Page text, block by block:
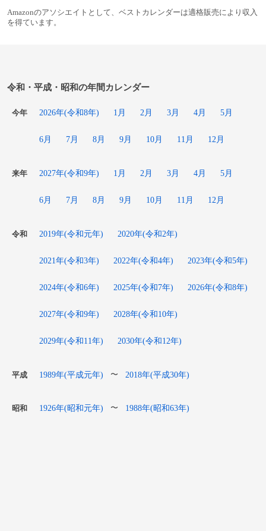
Amazonのアソシエイトとして、ベストカレンダーは適格販売により収入
を得ています。
令和・平成・昭和の年間カレンダー
今年 2026年(令和8年) 1月 2月 3月 4月 5月
6月 7月 8月 9月 10月 11月 12月
来年 2027年(令和9年) 1月 2月 3月 4月 5月
6月 7月 8月 9月 10月 11月 12月
令和 2019年(令和元年) 2020年(令和2年)
2021年(令和3年) 2022年(令和4年) 2023年(令和5年)
2024年(令和6年) 2025年(令和7年) 2026年(令和8年)
2027年(令和9年) 2028年(令和10年)
2029年(令和11年) 2030年(令和12年)
平成 1989年(平成元年) 〜 2018年(平成30年)
昭和 1926年(昭和元年) 〜 1988年(昭和63年)